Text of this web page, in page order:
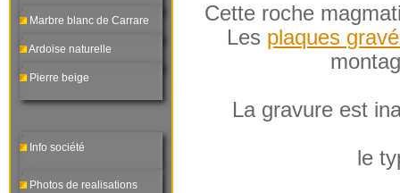
Marbre blanc de Carrare
Ardoise naturelle
Pierre beige
Info société
Photos de realisations
Cette roche
Les plaques
La gravure est
le